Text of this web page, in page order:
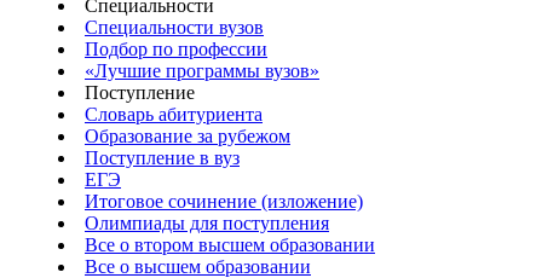
Специальности
Специальности вузов
Подбор по профессии
«Лучшие программы вузов»
Поступление
Словарь абитуриента
Образование за рубежом
Поступление в вуз
ЕГЭ
Итоговое сочинение (изложение)
Олимпиады для поступления
Все о втором высшем образовании
Все о высшем образовании